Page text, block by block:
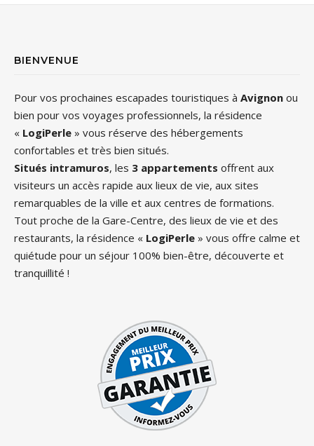
BIENVENUE
Pour vos prochaines escapades touristiques à Avignon ou
bien pour vos voyages professionnels, la résidence
« LogiPerle » vous réserve des hébergements
confortables et très bien situés.
Situés intramuros, les 3 appartements offrent aux
visiteurs un accès rapide aux lieux de vie, aux sites
remarquables de la ville et aux centres de formations.
Tout proche de la Gare-Centre, des lieux de vie et des
restaurants, la résidence « LogiPerle » vous offre calme et
quiétude pour un séjour 100% bien-être, découverte et
tranquillité !